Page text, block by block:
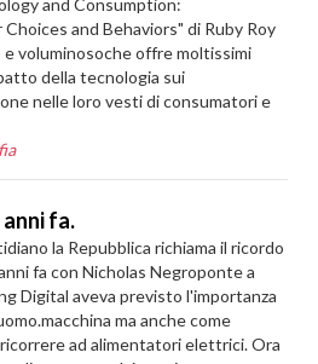
and Consumption:
and Behaviors" di Ruby Roy
voluminosoche offre moltissimi
della tecnologia sui
nelle loro vesti di consumatori e
fa.
la Repubblica richiama il ricordo
fa con Nicholas Negroponte a
Digital aveva previsto l'importanza
ma anche come
ad alimentatori elettrici. Ora